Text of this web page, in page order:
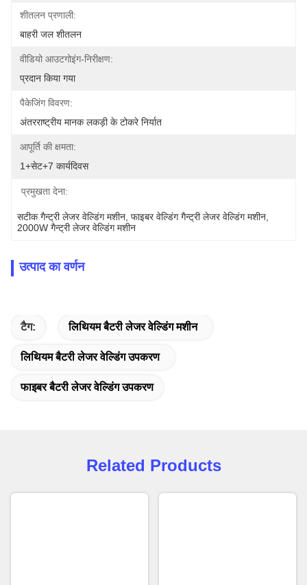
शीतलन प्रणाली:
बाहरी जल शीतलन
वीडियो आउटगोइंग-निरीक्षण:
प्रदान किया गया
पैकेजिंग विवरण:
अंतरराष्ट्रीय मानक लकड़ी के टोकरे निर्यात
आपूर्ति की क्षमता:
1+सेट+7 कार्यदिवस
प्रमुखता देना:
सटीक गैन्ट्री लेजर वेल्डिंग मशीन फाइबर वेल्डिंग गैन्ट्री लेजर वेल्डिंग मशीन
2000W गैन्ट्री लेजर वेल्डिंग मशीन
उत्पाद का वर्णन
टैग: लिथियम बैटरी लेजर वेल्डिंग मशीन
लिथियम बैटरी लेजर वेल्डिंग उपकरण
फाइबर बैटरी लेजर वेल्डिंग उपकरण
Related Products